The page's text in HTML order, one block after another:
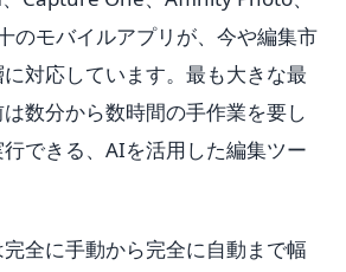
のモバイルアプリが、今や編集市
対応しています。最も大きな最
数分から数時間の手作業を要し
できる、AIを活用した編集ツー
全に手動から完全に自動まで幅